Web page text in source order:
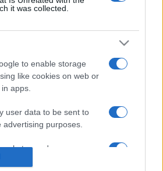
it was collected.
to enable storage
like cookies on web or
apps.
user data to be sent to
advertising purposes.
to send me
hívta fel a legkissbbik Corr lányt,
is megtalálható.
MEGOSZTÁS